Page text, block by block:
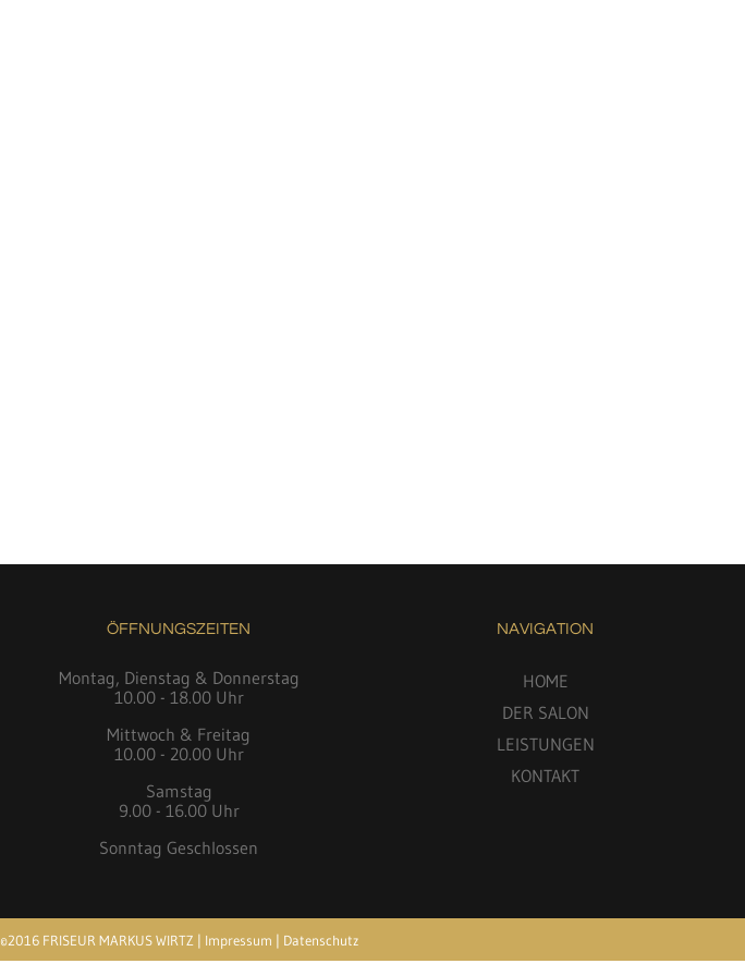
ÖFFNUNGSZEITEN
Montag, Dienstag & Donnerstag
10.00 - 18.00 Uhr
Mittwoch & Freitag
10.00 - 20.00 Uhr
Samstag
9.00 - 16.00 Uhr
Sonntag Geschlossen
NAVIGATION
HOME
DER SALON
LEISTUNGEN
KONTAKT
©2016 FRISEUR MARKUS WIRTZ | Impressum | Datenschutz